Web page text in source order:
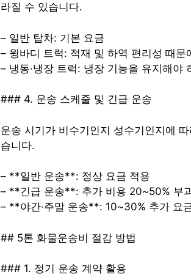
라질 수 있습니다.
– 일반 탑차: 기본 요금
– 윙바디 트럭: 적재 및 하역 편리성 때문
– 냉동·냉장 트럭: 냉장 기능을 유지해야
### 4. 운송 스케줄 및 긴급 운송
운송 시기가 비수기인지 성수기인지에
습니다.
– **일반 운송**: 정상 요금 적용
– **긴급 운송**: 추가 비용 20~50% 부
– **야간·주말 운송**: 10~30% 추가 요
## 5톤 화물운송비 절감 방법
### 1. 정기 운송 계약 활용